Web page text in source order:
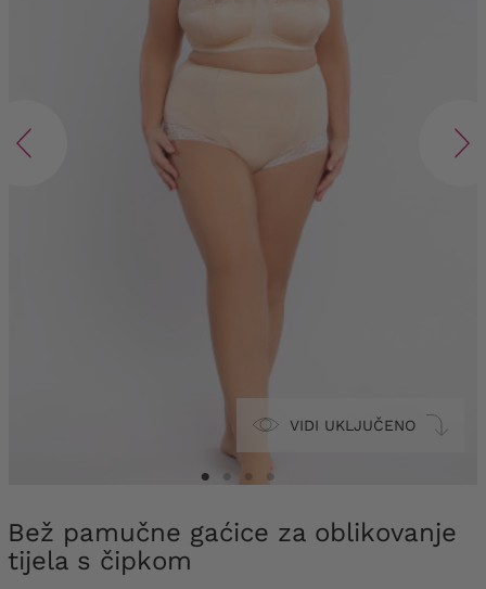
VIDI UKLJUČENO
Bež pamučne gaćice za oblikovanje
tijela s čipkom